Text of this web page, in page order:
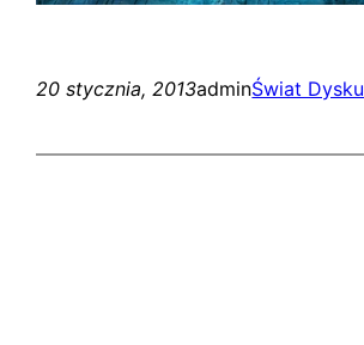
20 stycznia, 2013adminŚwiat Dysku